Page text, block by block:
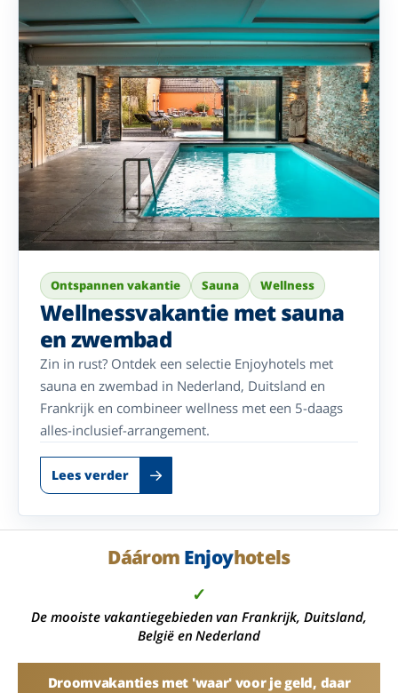
Ontspannen vakantie Sauna Wellness
Wellnessvakantie met sauna
en zwembad
Zin in rust? Ontdek een selectie Enjoyhotels met
sauna en zwembad in Nederland, Duitsland en
Frankrijk en combineer wellness met een 5-daags
alles-inclusief-arrangement.
Lees verder
Dáárom Enjoyhotels
✓
De mooiste vakantiegebieden van Frankrijk, Duitsland,
België en Nederland
Droomvakanties met 'waar' voor je geld, daar